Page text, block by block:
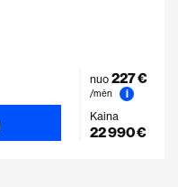
nuo 227 €
/mėn
i
Kaina
22 990 €